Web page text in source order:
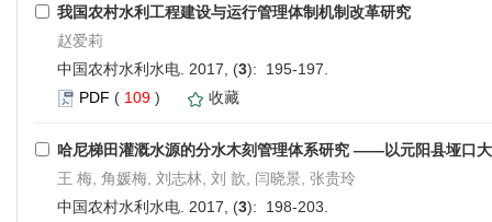
我国农村水利工程建设与运行管理体制机制改革研究
赵爱莉
中国农村水利水电. 2017, (3): 195-197.
PDF ( 109 ) 收藏
哈尼梯田灌溉水源的分水木刻管理体系研究 ——以元阳县垭口
王 梅, 角媛梅, 刘志林, 刘 歆, 闫晓景, 张贵玲
中国农村水利水电. 2017, (3): 198-203.